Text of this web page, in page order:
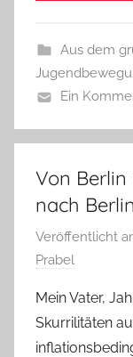
Aus dem
Ein
Von
nach Berlin
Veröffentlicht
Prabel
Mein Vater,
Skurrilitäten